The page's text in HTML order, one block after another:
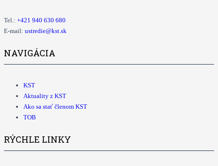
Tel.: +421 940 630 680
E-mail: ustredie@kst.sk
NAVIGÁCIA
KST
Aktuality z KST
Ako sa stať členom KST
TOB
RÝCHLE LINKY